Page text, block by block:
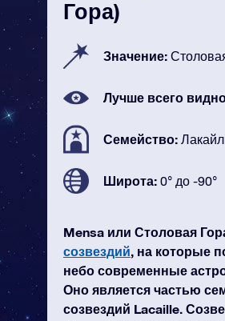
Гора)
Значение:
Лучше всего
Семейство:
Широта: 0° до -90°
Mensa или Столовая
созвездий, на которые
небо современные
Оно является частью
созвездий Lacaille.